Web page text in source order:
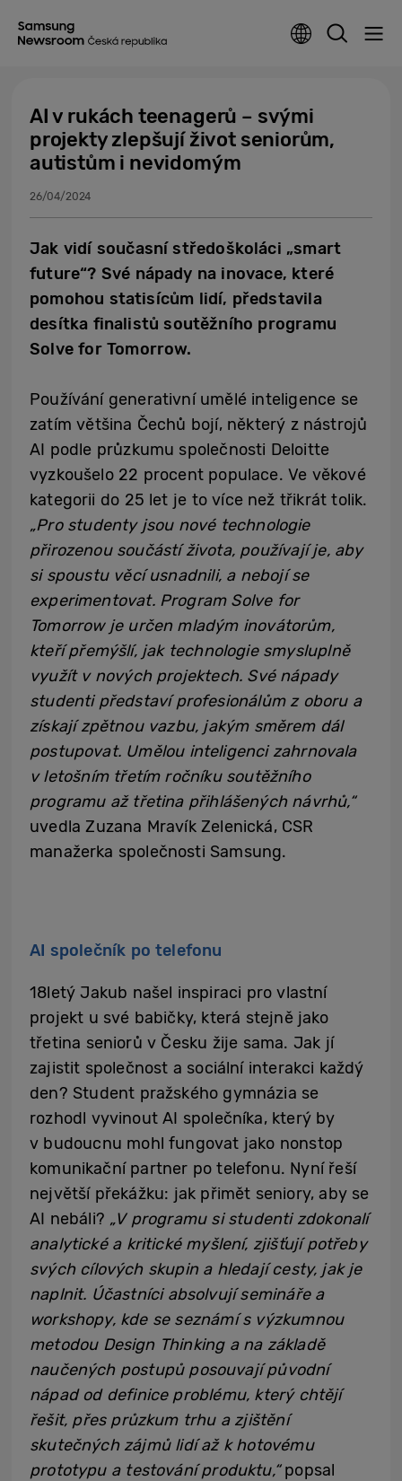
AI v rukách teenagerů – svými
projekty zlepšují život seniorům,
autistům i nevidomým
26/04/2024
Jak vidí současní středoškoláci „smart
future“? Své nápady na inovace, které
pomohou statisícům lidí, představila
desítka finalistů soutěžního programu
Solve for Tomorrow.
Používání generativní umělé inteligence se
zatím většina Čechů bojí, některý z nástrojů
AI podle průzkumu společnosti Deloitte
vyzkoušelo 22 procent populace. Ve věkové
kategorii do 25 let je to více než třikrát tolik.
„Pro studenty jsou nové technologie
přirozenou součástí života, používají je, aby
si spoustu věcí usnadnili, a nebojí se
experimentovat. Program Solve for
Tomorrow je určen mladým inovátorům,
kteří přemýšlí, jak technologie smysluplně
využít v nových projektech. Své nápady
studenti představí profesionálům z oboru a
získají zpětnou vazbu, jakým směrem dál
postupovat. Umělou inteligenci zahrnovala
v letošním třetím ročníku soutěžního
programu až třetina přihlášených návrhů,“
uvedla Zuzana Mravík Zelenická, CSR
manažerka společnosti Samsung.
AI společník po telefonu
18letý Jakub našel inspiraci pro vlastní
projekt u své babičky, která stejně jako
třetina seniorů v Česku žije sama. Jak jí
zajistit společnost a sociální interakci každý
den? Student pražského gymnázia se
rozhodl vyvinout AI společníka, který by
v budoucnu mohl fungovat jako nonstop
komunikační partner po telefonu. Nyní řeší
největší překážku: jak přimět seniory, aby se
AI nebáli? „V programu si studenti zdokonalí
analytické a kritické myšlení, zjišťují potřeby
svých cílových skupin a hledají cesty, jak je
naplnit. Účastníci absolvují semináře a
workshopy, kde se seznámí s výzkumnou
metodou Design Thinking a na základě
naučených postupů posouvají původní
nápad od definice problému, který chtějí
řešit, přes průzkum trhu a zjištění
skutečných zájmů lidí až k hotovému
prototypu a testování produktu,“popsal